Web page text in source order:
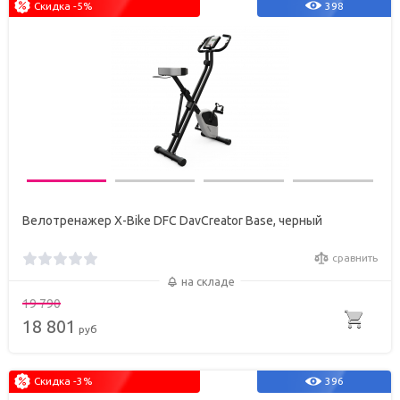
398
Скидка -5%
Велотренажер X-Bike DFC DavCreator Base, черный
сравнить
на складе
19 790
18 801 руб
396
Скидка -3%